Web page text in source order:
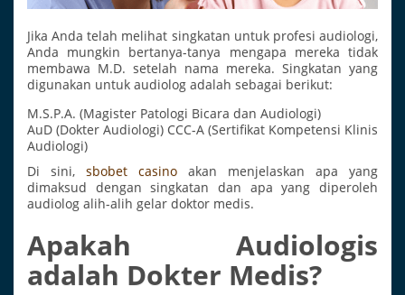
Jika Anda telah melihat singkatan untuk profesi audiologi,
Anda mungkin bertanya-tanya mengapa mereka tidak
membawa M.D. setelah nama mereka. Singkatan yang
digunakan untuk audiolog adalah sebagai berikut:
M.S.P.A. (Magister Patologi Bicara dan Audiologi)
AuD (Dokter Audiologi) CCC-A (Sertifikat Kompetensi Klinis
Audiologi)
Di sini, sbobet casino akan menjelaskan apa yang
dimaksud dengan singkatan dan apa yang diperoleh
audiolog alih-alih gelar doktor medis.
Apakah Audiologis
adalah Dokter Medis?